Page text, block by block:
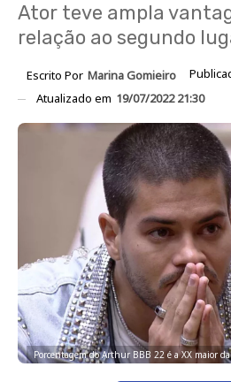
Ator teve ampla
relação ao segundo
Escrito Por Marina Gomieiro
Atualizado em 19/07/2022 21:30
Porcentagem do Arthur BBB 22 é a XX maior